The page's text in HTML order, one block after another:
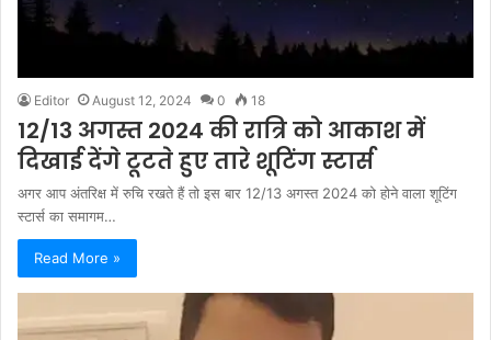
Editor August 12, 2024 0 18
12/13 अगस्त 2024 की रात्रि को आकाश में
दिखाई देंगे टूटते हुए तारे शूटिंग स्टार्स
अगर आप अंतरिक्ष में रुचि रखते हैं तो इस बार 12/13 अगस्त 2024 को होने वाला शूटिंग
स्टार्स का समागम…
Read More »